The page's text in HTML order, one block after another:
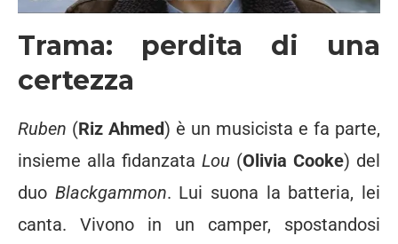
Trama: perdita di una
certezza
Ruben (Riz Ahmed) è un musicista e fa parte,
insieme alla fidanzata Lou (Olivia Cooke) del
duo Blackgammon. Lui suona la batteria, lei
canta. Vivono in un camper, spostandosi